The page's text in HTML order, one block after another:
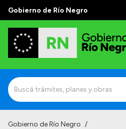
Gobierno de Río Negro
Gobierno de Río Negro /